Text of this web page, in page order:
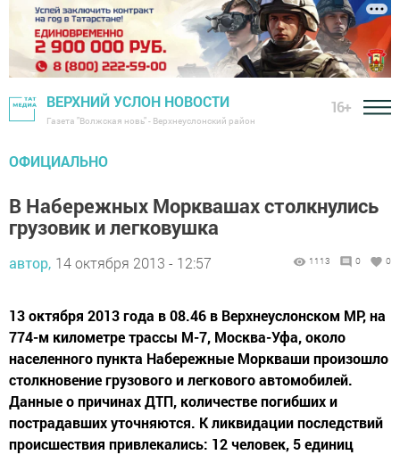
ВЕРХНИЙ УСЛОН НОВОСТИ
Газета "Волжская новь" - Верхнеуслонский район
16+
ОФИЦИАЛЬНО
В Набережных Морквашах столкнулись
грузовик и легковушка
автор, 14 октября 2013 - 12:57 1113 0 0
13 октября 2013 года в 08.46 в Верхнеуслонском МР, на
774-м километре трассы М-7, Москва-Уфа, около
населенного пункта Набережные Моркваши произошло
столкновение грузового и легкового автомобилей.
Данные о причинах ДТП, количестве погибших и
пострадавших уточняются. К ликвидации последствий
происшествия привлекались: 12 человек, 5 единиц